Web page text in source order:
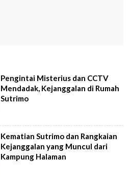
Pengintai Misterius dan CCTV
Mendadak, Kejanggalan di Rumah
Sutrimo
Kematian Sutrimo dan Rangkaian
Kejanggalan yang Muncul dari
Kampung Halaman